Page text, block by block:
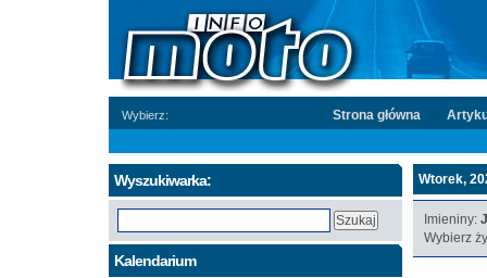
Wybierz: Strona główna
Wtorek,
Imieniny:
Wybierz
Wyszukiwarka:
Kalendarium